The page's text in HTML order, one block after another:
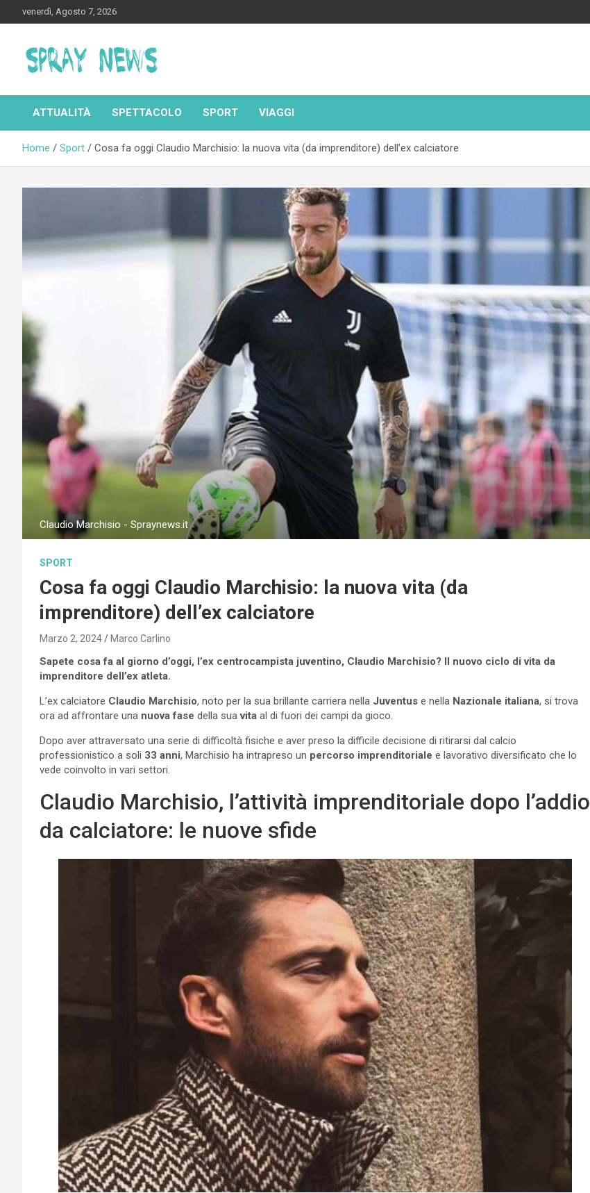
to
venerdì, Agosto 7, 2026
Spraynews.it
ATTUALITÀ SPETTACOLO SPORT VIAGGI
Home Sport Cosa fa oggi Claudio Marchisio: la nuova vita (da imprenditore) dell’ex calciatore
Claudio Marchisio - Spraynews.it
SPORT
Cosa fa oggi Claudio Marchisio: la nuova vita (da
imprenditore) dell’ex calciatore
Marzo 2, 2024 Marco Carlino
Sapete cosa fa al giorno d’oggi, l’ex centrocampista juventino, Claudio Marchisio? Il nuovo ciclo di vita da
imprenditore dell’ex atleta.
L’ex calciatore Claudio Marchisio, noto per la sua brillante carriera nella Juventus e nella Nazionale italiana, si trova
ora ad affrontare una nuova fase della suavita al di fuori dei campi da gioco.
Dopo aver attraversato una serie di difficoltà fisiche e aver preso la difficile decisione di ritirarsi dal calcio
professionistico a soli 33 anni, Marchisio ha intrapreso un percorso imprenditoriale e lavorativo diversificato che lo
vede coinvolto in vari settori.
Claudio Marchisio, l’attività imprenditoriale dopo l’addio
da calciatore: le nuove sfide